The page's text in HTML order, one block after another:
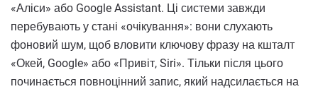
«Аліси» або Google Assistant. Ці системи завжди
перебувають у стані «очікування»: вони слухають
фоновий шум, щоб вловити ключову фразу на кшталт
«Окей, Google» або «Привіт, Siri». Тільки після цього
починається повноцінний запис, який надсилається на